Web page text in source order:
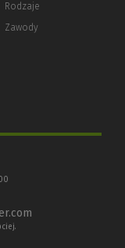
Rodzaje
Zawody